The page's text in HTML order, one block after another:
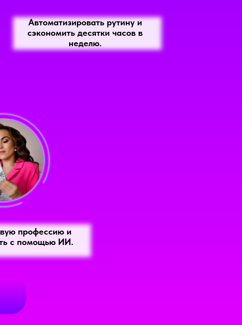
Автоматизировать рутину и
сэкономить десятки часов в
неделю.
профессию и
с помощью ИИ.